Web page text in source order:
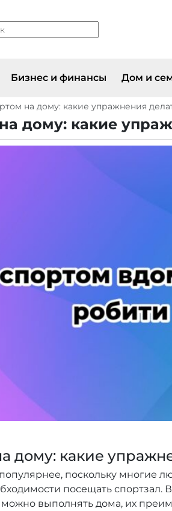
Бизнес и финансы Дом и
на дому: какие упражнения
дому: какие
дому: какие
поскольку многие
посещать спортзал.
выполнять дома, их